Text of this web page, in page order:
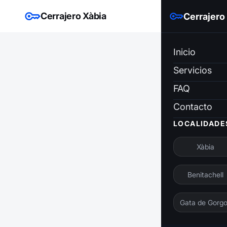
Cerrajero Xàbia Cerrajero
Inicio
Servicios
FAQ
Contacto
Xàbia
Benitachell
Gata de